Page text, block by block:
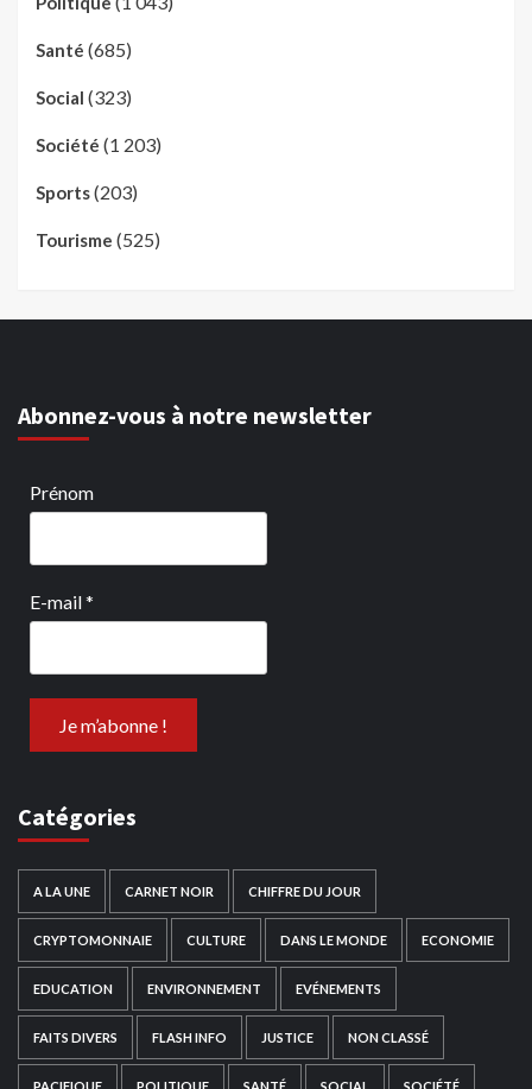
Santé (685)
Social (323)
Société (1 203)
Sports(203)
Tourisme (525)
Abonnez-vous à notre newsletter
Prénom
E-mail*
Catégories
A LA UNE CARNET NOIR CHIFFRE DU JOUR
CRYPTOMONNAIE CULTURE DANS LE MONDE ECONOMIE
EDUCATION ENVIRONNEMENT EVÉNEMENTS
FAITS DIVERS FLASH INFO JUSTICE NON CLASSÉ